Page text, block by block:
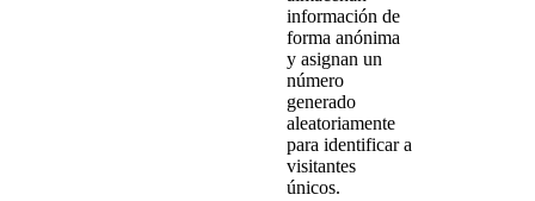
información de
forma anónima
y asignan un
número
generado
aleatoriamente
para identificar a
visitantes
únicos.